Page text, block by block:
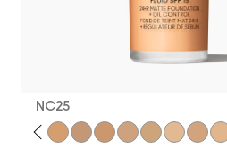
NC25